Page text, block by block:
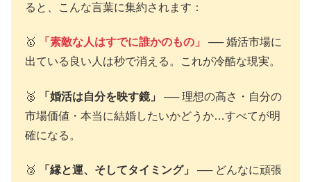
ると、こんな言葉に集約されます：
🥇 「素敵な人はすでに誰かのもの」
── 婚活市場に
出ている良い人は秒で消える。これが冷酷な現実。
🥈 「婚活は自分を映す鏡」
── 理想の高さ・自分の
市場価値・本当に結婚したいかどうか…すべてが明
確になる。
🥉 「縁と運、そしてタイミング」
── どんなに頑張